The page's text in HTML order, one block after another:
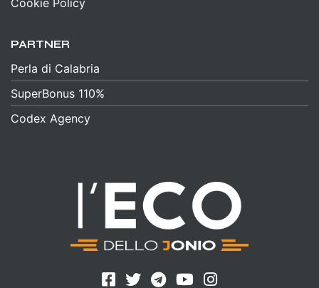
Cookie Policy
PARTNER
Perla di Calabria
SuperBonus 110%
Codex Agency